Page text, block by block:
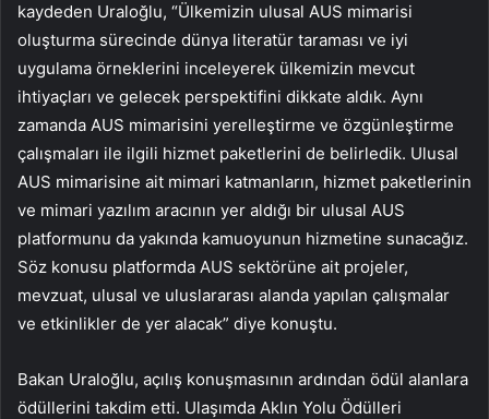
kaydeden Uraloğlu, “Ülkemizin ulusal AUS mimarisi
oluşturma sürecinde dünya literatür taraması ve iyi
uygulama örneklerini inceleyerek ülkemizin mevcut
ihtiyaçları ve gelecek perspektifini dikkate aldık. Aynı
zamanda AUS mimarisini yerelleştirme ve özgünleştirme
çalışmaları ile ilgili hizmet paketlerini de belirledik. Ulusal
AUS mimarisine ait mimari katmanların, hizmet paketlerinin
ve mimari yazılım aracının yer aldığı bir ulusal AUS
platformunu da yakında kamuoyunun hizmetine sunacağız.
Söz konusu platformda AUS sektörüne ait projeler,
mevzuat, ulusal ve uluslararası alanda yapılan çalışmalar
ve etkinlikler de yer alacak” diye konuştu.
Bakan Uraloğlu, açılış konuşmasının ardından ödül alanlara
ödüllerini takdim etti. Ulaşımda Aklın Yolu Ödülleri